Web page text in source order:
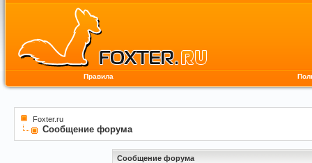
Правила
Foxter.ru
Сообщение форума
Сообщение форума